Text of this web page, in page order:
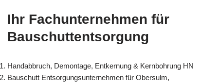
Ihr Fachunternehmen für
Bauschuttentsorgung
Handabbruch, Demontage, Entkernung & Kernbohrung HN
Bauschutt Entsorgungsunternehmen für Obersulm,